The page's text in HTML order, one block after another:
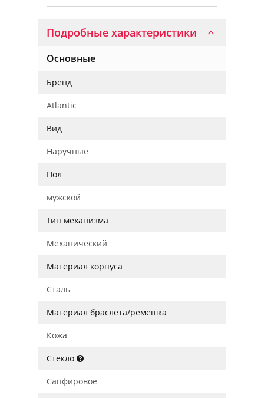
Подробные характеристики
Основные
Бренд
Atlantic
Вид
Наручные
Пол
мужской
Тип механизма
Механический
Материал корпуса
Сталь
Материал браслета/ремешка
Кожа
Стекло
Сапфировое